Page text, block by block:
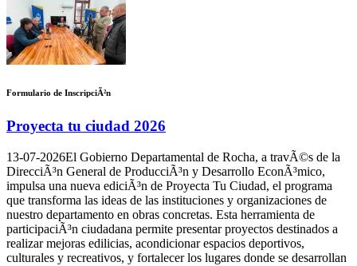
Formulario de InscripciÃ²n
Proyecta tu ciudad 2026
13-07-2026El Gobierno Departamental de Rocha, a travÃ©s de la
DirecciÃ³n General de ProducciÃ³n y Desarrollo EconÃ³mico,
impulsa una nueva ediciÃ³n de Proyecta Tu Ciudad, el programa
que transforma las ideas de las instituciones y organizaciones de
nuestro departamento en obras concretas. Esta herramienta de
participaciÃ³n ciudadana permite presentar proyectos destinados a
realizar mejoras edilicias, acondicionar espacios deportivos,
culturales y recreativos, y fortalecer los lugares donde se desarrollan